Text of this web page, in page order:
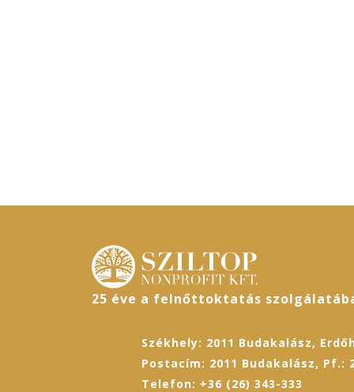
25 éve a felnőttoktatás
Székhely: 2011 Budakalász,
Postacím: 2011 Budakalász, Pf.:
Telefon: +36 (26) 343-333